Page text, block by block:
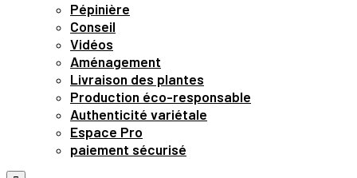
Pépinière
Conseil
Vidéos
Aménagement
Livraison des plantes
Production éco-responsable
Authenticité variétale
Espace Pro
paiement sécurisé